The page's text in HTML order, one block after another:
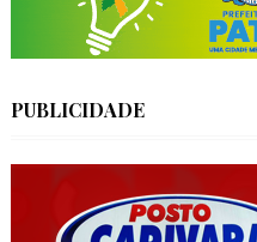
PUBLICIDADE